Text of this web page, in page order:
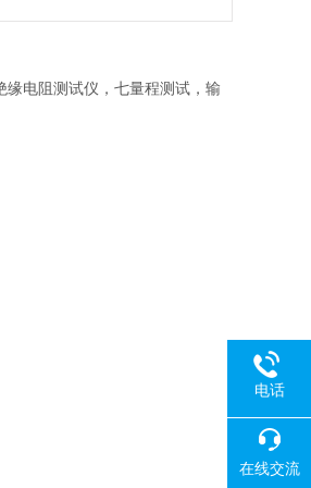
电阻测试仪，七量程测试，输
电话
在线交流